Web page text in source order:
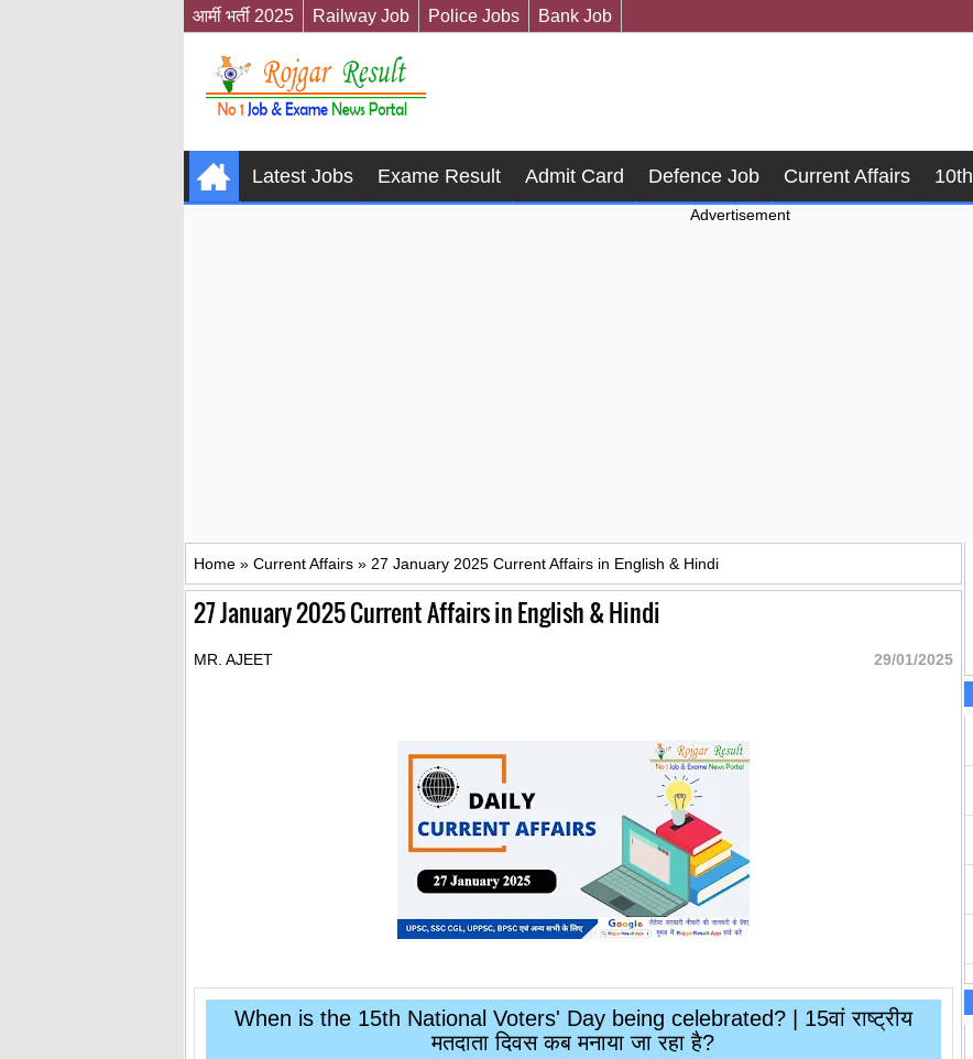
आर्मी भर्ती 2025 Railway Job Police Jobs Bank Job
Latest Jobs Exame Result Admit Card Defence Job Current Affairs 10th
Advertisement
Home » Current Affairs » 27 January 2025 Current Affairs in English & Hindi
27 January 2025 Current Affairs in English & Hindi
MR. AJEET 29/01/2025
When is the 15th National Voters' Day being celebrated? | 15वां राष्ट्रीय
मतदाता दिवस कब मनाया जा रहा है?